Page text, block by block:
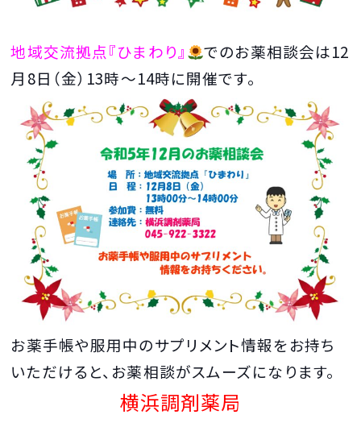
地域交流拠点『ひまわり』
でのお薬相談会は12
月8日（金）13時～14時に開催です。
お薬手帳や服用中のサプリメント情報をお持ち
いただけると、お薬相談がスムーズになります。
横浜調剤薬局